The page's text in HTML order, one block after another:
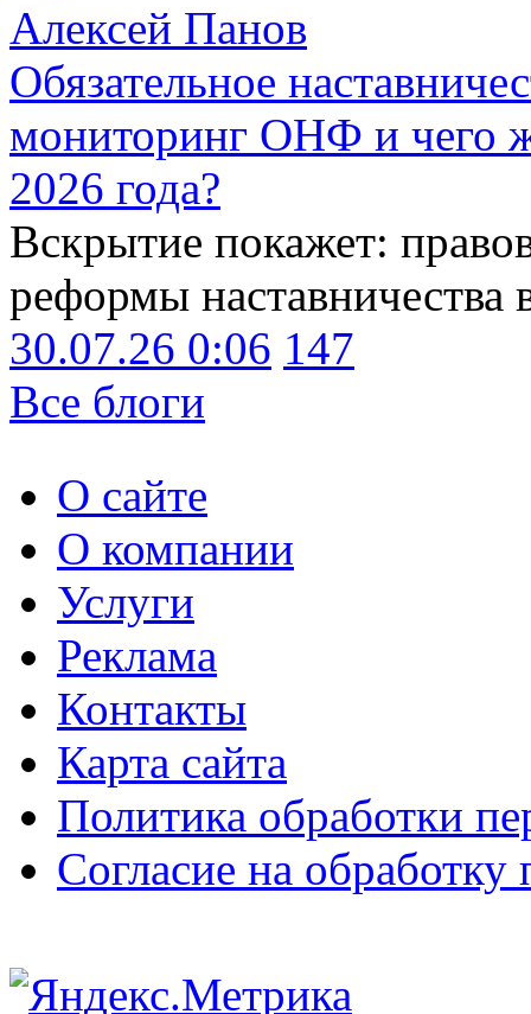
Алексей Панов
Обязательное
мониторинг ОНФ и чего
2026 года?
Вскрытие покажет:
реформы наставничества
30.07.26 0:06 147
Все блоги
О сайте
О компании
Услуги
Реклама
Контакты
Карта сайта
Политика обработки
Согласие на